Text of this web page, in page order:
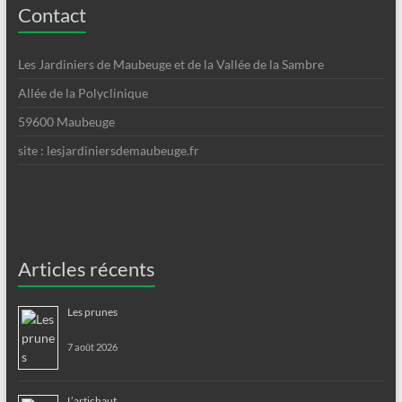
t
i
o
n
É
v
m
e
n
Contact
Les Jardiniers de Maubeuge et de la Vallée de la Sambre
Allée de la Polyclinique
59600 Maubeuge
site : lesjardiniersdemaubeuge.fr
Articles récents
Les prunes
7 août 2026